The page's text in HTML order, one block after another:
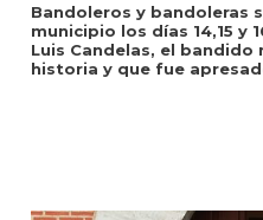
Bandoleros y bandoleras
municipio los días 14,15 y
Luis Candelas, el bandido
historia y que fue